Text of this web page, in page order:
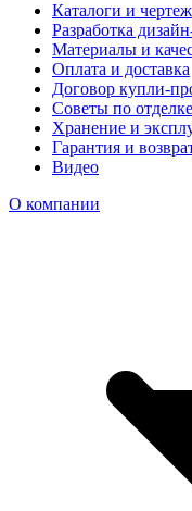
Каталоги и
Разработка
Материалы и
Оплата и доставка
Договор купли-
Советы по
Хранение и
Гарантия и
Видео
О компании